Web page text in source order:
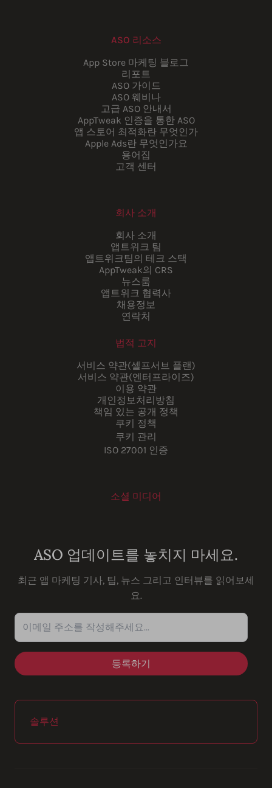
ASO 리소스
App Store 마케팅 블로그
리포트
ASO 가이드
ASO 웨비나
고급 ASO 안내서
AppTweak 인증을 통한 ASO
앱 스토어 최적화란 무엇인가
Apple Ads란 무엇인가요
용어집
고객 센터
회사 소개
회사 소개
앱트위크 팀
앱트위크팀의 테크 스택
AppTweak의 CRS
뉴스룸
앱트위크 협력사
채용정보
연락처
법적 고지
서비스 약관(셀프서브 플랜)
서비스 약관(엔터프라이즈)
이용 약관
개인정보처리방침
책임 있는 공개 정책
쿠키 정책
쿠키 관리
ISO 27001 인증
소셜 미디어
ASO 업데이트를 놓치지 마세요.
최근 앱 마케팅 기사, 팁, 뉴스 그리고 인터뷰를 읽어보세
요.
이메일 주소를 작성해주세요...
솔루션